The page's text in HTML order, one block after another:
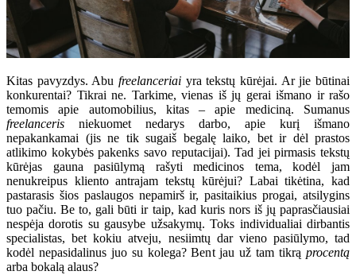
Kitas pavyzdys. Abu freelanceriai yra tekstų kūrėjai. Ar jie būtinai
konkurentai? Tikrai ne. Tarkime, vienas iš jų gerai išmano ir rašo
temomis apie automobilius, kitas – apie mediciną. Sumanus
freelanceris niekuomet nedarys darbo, apie kurį išmano
nepakankamai (jis ne tik sugaiš begalę laiko, bet ir dėl prastos
atlikimo kokybės pakenks savo reputacijai). Tad jei pirmasis tekstų
kūrėjas gauna pasiūlymą rašyti medicinos tema, kodėl jam
nenukreipus kliento antrajam tekstų kūrėjui? Labai tikėtina, kad
pastarasis šios paslaugos nepamirš ir, pasitaikius progai, atsilygins
tuo pačiu. Be to, gali būti ir taip, kad kuris nors iš jų paprasčiausiai
nespėja dorotis su gausybe užsakymų. Toks individualiai dirbantis
specialistas, bet kokiu atveju, nesiimtų dar vieno pasiūlymo, tad
kodėl nepasidalinus juo su kolega? Bent jau už tam tikrą procentą
arba bokalą alaus?